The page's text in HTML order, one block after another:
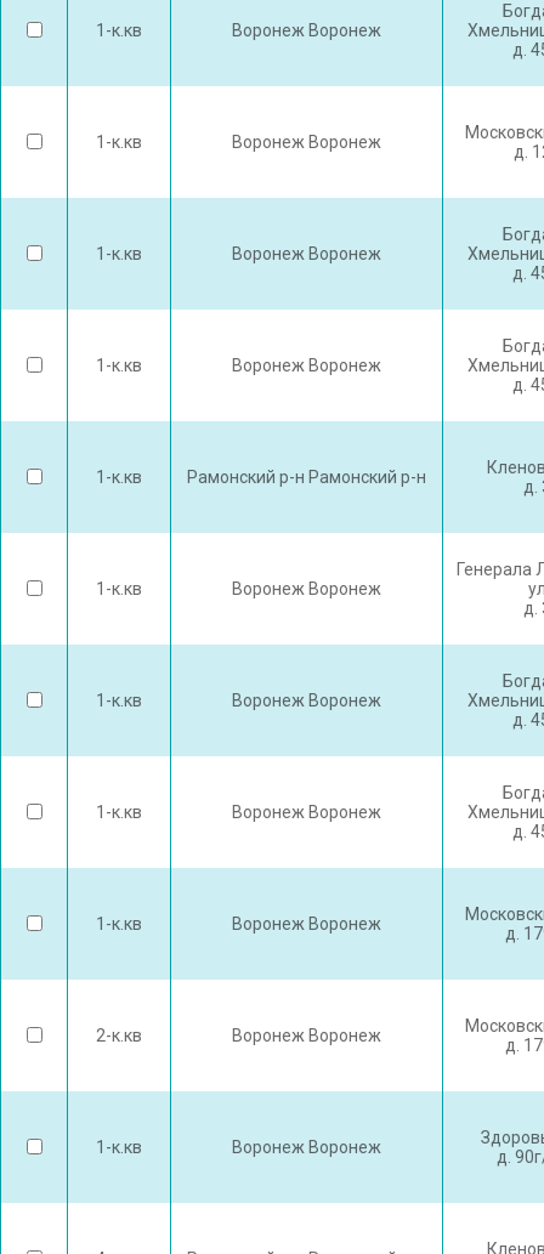
1-к.кв Воронеж Воронеж
д.
1-к.кв Воронеж Воронеж
д.
1-к.кв Воронеж Воронеж
д.
1-к.кв Воронеж Воронеж
д.
1-к.кв Рамонский р-н Рамонский р-н
д.
1-к.кв Воронеж Воронеж
Генерала
д.
1-к.кв Воронеж Воронеж
д.
1-к.кв Воронеж Воронеж
д.
1-к.кв Воронеж Воронеж
д.
2-к.кв Воронеж Воронеж
д.
1-к.кв Воронеж Воронеж
д.